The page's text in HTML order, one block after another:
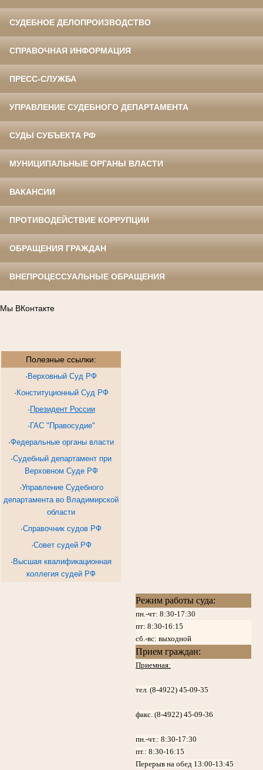
СУДЕБНОЕ ДЕЛОПРОИЗВОДСТВО
СПРАВОЧНАЯ ИНФОРМАЦИЯ
ПРЕСС-СЛУЖБА
УПРАВЛЕНИЕ СУДЕБНОГО ДЕПАРТАМЕНТА
СУДЫ СУБЪЕКТА РФ
МУНИЦИПАЛЬНЫЕ ОРГАНЫ ВЛАСТИ
ВАКАНСИИ
ПРОТИВОДЕЙСТВИЕ КОРРУПЦИИ
ОБРАЩЕНИЯ ГРАЖДАН
ВНЕПРОЦЕССУАЛЬНЫЕ ОБРАЩЕНИЯ
Мы ВКонтакте
Полезные ссылки:
·Верховный Суд РФ
·Конституционный Суд РФ
·Президент России
·ГАС "Правосудие"
·Федеральные органы власти
·Судебный департамент при
Верховном Суде РФ
·Управление Судебного
департамента во Владимирской
области
·Справочник судов РФ
·Совет судей РФ
·Высшая квалификационная
коллегия судей РФ
Режим работы суда:
пн.-чт: 8:30-17:30
пт: 8:30-16:15
сб.-вс: выходной
Прием граждан:
Приемная:
тел. (8-4922) 45-09-35
факс. (8-4922) 45-09-36
пн.-чт.:8:30-17:30
пт.:8:30-16:15
Перерыв на обед 13:00-13:45